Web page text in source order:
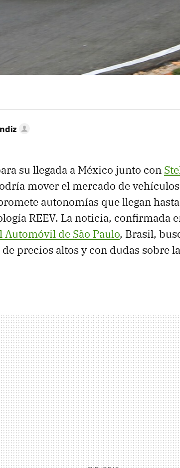
su llegada a México junto con
mover el mercado de
autonomías que llegan
REEV. La noticia, confirmada
de São Paulo, Brasil,
precios altos y con dudas sobre